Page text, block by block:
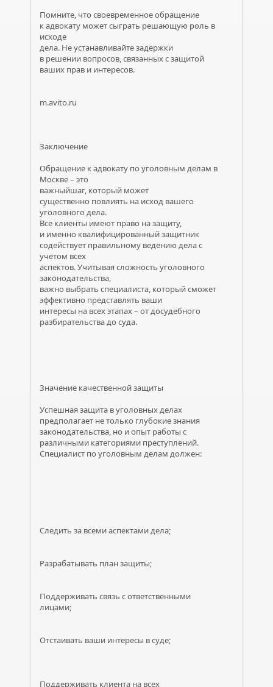
Помните, что своевременное обращение
к адвокату может сыграть решающую роль в
исходе
дела. Не устанавливайте задержки
в решении вопросов, связанных с защитой
ваших прав и интересов.
m.avito.ru
Заключение
Обращение к адвокату по уголовным делам в
Москве – это
важныйшаг, который может
существенно повлиять на исход вашего
уголовного дела.
Все клиенты имеют право на защиту,
и именно квалифицированный защитник
содействует правильному ведению дела с
учетом всех
аспектов. Учитывая сложность уголовного
законодательства,
важно выбрать специалиста, который сможет
эффективно представлять ваши
интересы на всех этапах – от досудебного
разбирательства до суда.
Значение качественной защиты
Успешная защита в уголовных делах
предполагает не только глубокие знания
законодательства, но и опыт работы с
различными категориями преступлений.
Специалист по уголовным делам должен:
Следить за всеми аспектами дела;
Разрабатывать план защиты;
Поддерживать связь с ответственными
лицами;
Отстаивать ваши интересы в суде;
Поддерживать клиента на всех